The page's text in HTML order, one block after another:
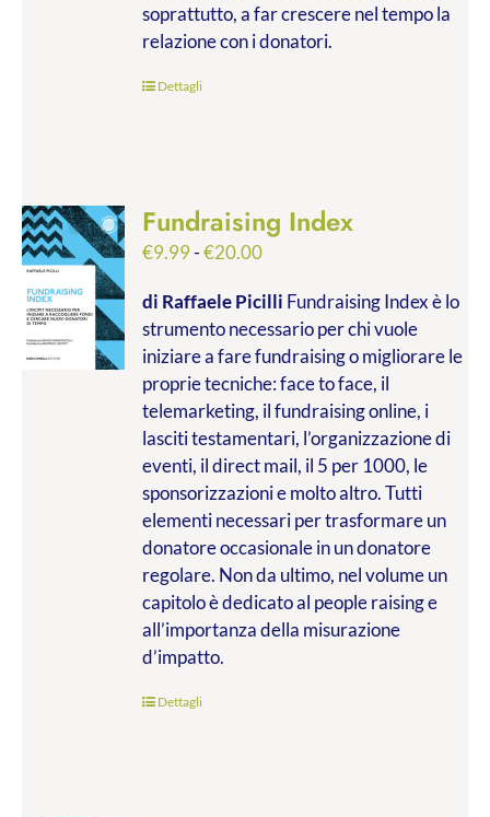
soprattutto, a far crescere nel tempo la
relazione con i donatori.
Dettagli
Fundraising Index
€9.99-€20.00Fascia
prezzo:
da
€9.99
a
€20.00
di Raffaele Picilli Fundraising Index è lo
strumento necessario per chi vuole
iniziare a fare fundraising o migliorare le
proprie tecniche: face to face, il
telemarketing, il fundraising online, i
lasciti testamentari, l’organizzazione di
eventi, il direct mail, il 5 per 1000, le
sponsorizzazioni e molto altro. Tutti
elementi necessari per trasformare un
donatore occasionale in un donatore
regolare. Non da ultimo, nel volume un
capitolo è dedicato al people raising e
all’importanza della misurazione
d’impatto.
Dettagli